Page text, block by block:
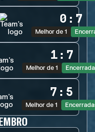
0 : 7
Melhor de 1
1 : 7
Melhor de 1
7 : 5
Melhor de 1